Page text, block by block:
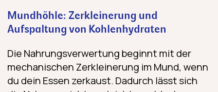
Mundhöhle: Zerkleinerung und
Aufspaltung von Kohlenhydraten
Die Nahrungsverwertung beginnt mit der
mechanischen Zerkleinerung im Mund, wenn
du dein Essen zerkaust. Dadurch lässt sich